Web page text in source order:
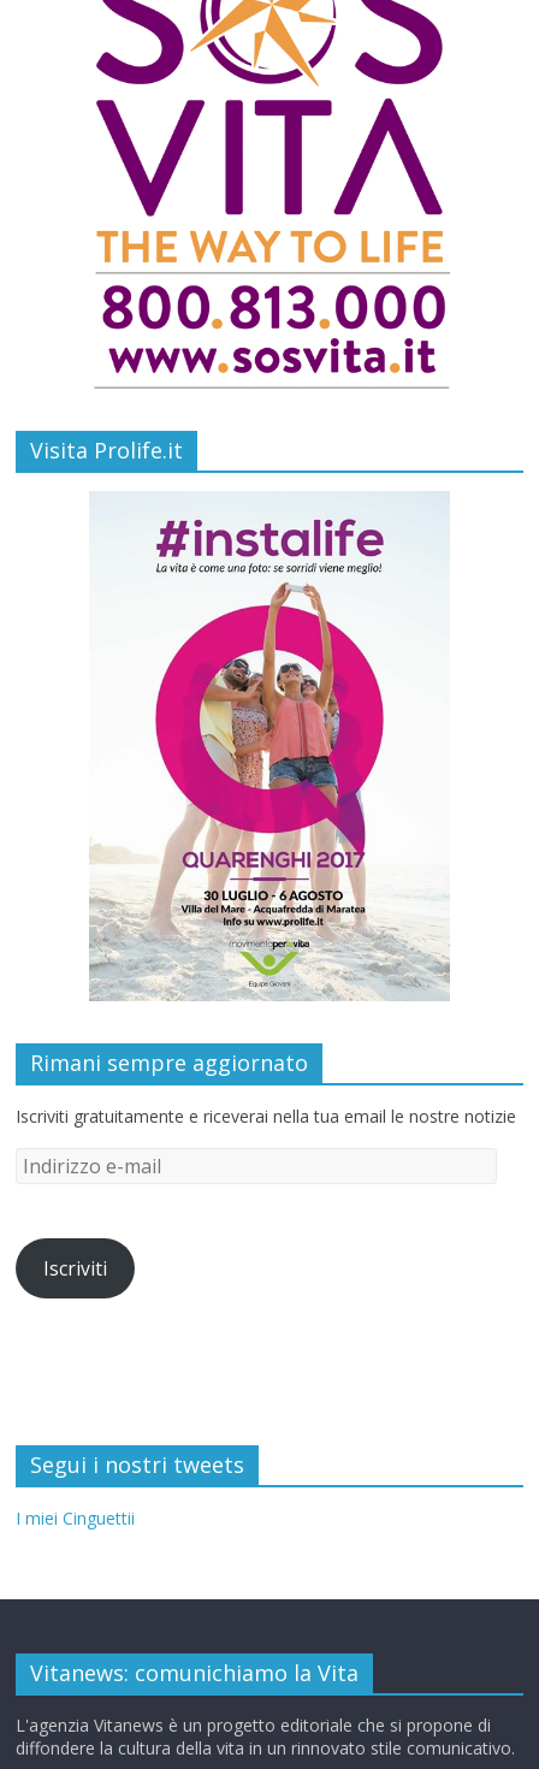
Visita Prolife.it
Rimani sempre aggiornato
Iscriviti gratuitamente e riceverai nella tua email le nostre notizie
Iscriviti
Segui i nostri tweets
I miei Cinguettii
Vitanews: comunichiamo la Vita
L'agenzia Vitanews è un progetto editoriale che si propone di
diffondere la cultura della vita in un rinnovato stile comunicativo.